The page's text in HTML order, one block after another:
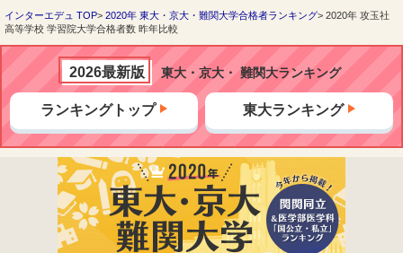
ド
ッ
ト
インターエデュ TOP 2020年 東大・京大・難関大学合格者ランキング
2020年 攻玉社
高等学校 学習院大学合格者数 昨年比較
2026最新版 東大・京大・ 難関大ランキング
ランキングトップ 東大ランキング